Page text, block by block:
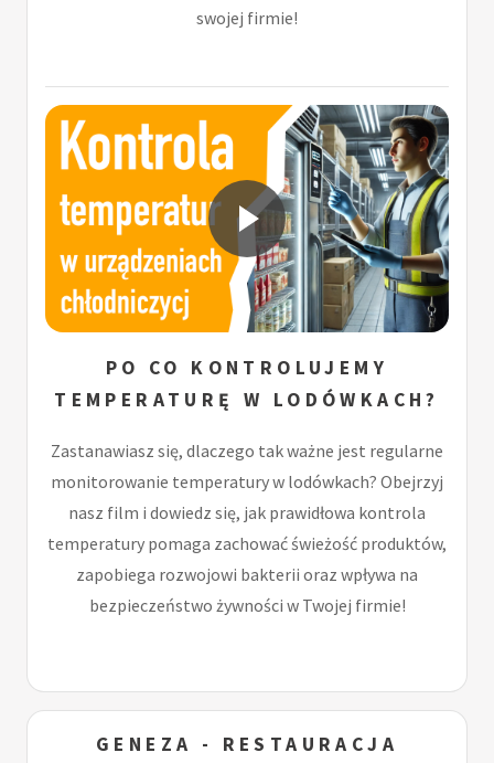
swojej firmie!
PO CO KONTROLUJEMY
TEMPERATURĘ W LODÓWKACH?
Zastanawiasz się, dlaczego tak ważne jest regularne
monitorowanie temperatury w lodówkach? Obejrzyj
nasz film i dowiedz się, jak prawidłowa kontrola
temperatury pomaga zachować świeżość produktów,
zapobiega rozwojowi bakterii oraz wpływa na
bezpieczeństwo żywności w Twojej firmie!
GENEZA - RESTAURACJA